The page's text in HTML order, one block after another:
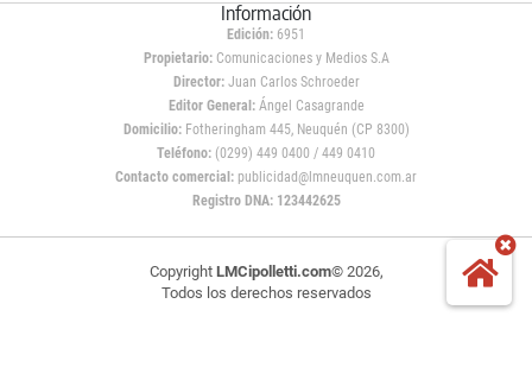
Información
Edición: 6951
Propietario:Comunicaciones y Medios S.A
Director: Juan Carlos Schroeder
Editor General:Ángel Casagrande
Domicilio:Fotheringham 445, Neuquén (CP 8300)
Teléfono: (0299) 449 0400 / 449 0410
Contacto comercial: publicidad@lmneuquen.com.ar
Registro DNA: 123442625
Copyright LMCipolletti.com© 2026,
Todos los derechos reservados